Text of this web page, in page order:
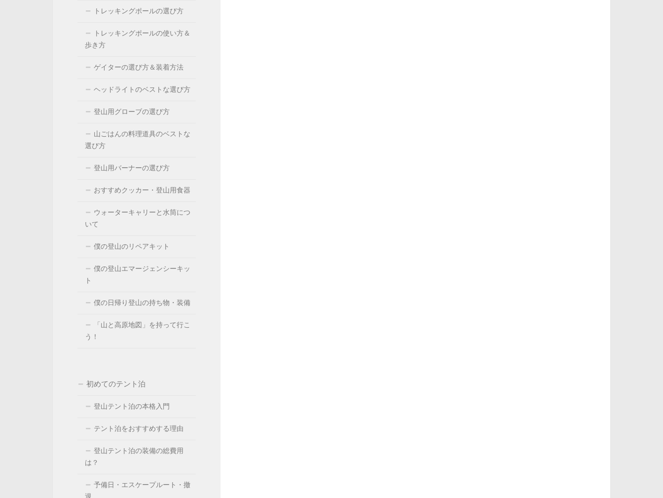
トレッキングポールの選び方
トレッキングポールの使い方＆
歩き方
ゲイターの選び方＆装着方法
ヘッドライトのベストな選び方
登山用グローブの選び方
山ごはんの料理道具のベストな
選び方
登山用バーナーの選び方
おすすめクッカー・登山用食器
ウォーターキャリーと水筒につ
いて
僕の登山のリペアキット
僕の登山エマージェンシーキッ
ト
僕の日帰り登山の持ち物・装備
「山と高原地図」を持って行こ
う！
初めてのテント泊
登山テント泊の本格入門
テント泊をおすすめする理由
登山テント泊の装備の総費用
は？
予備日・エスケープルート・撤